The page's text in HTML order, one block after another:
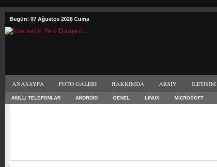
Bugün: 07 Ağustos 2026 Cuma
ANASAYFA FOTO GALERI HAKKIMDA ARSIV ILETISIM
AKILLI TELEFONLAR ANDROID GENEL LINUX MICROSOFT